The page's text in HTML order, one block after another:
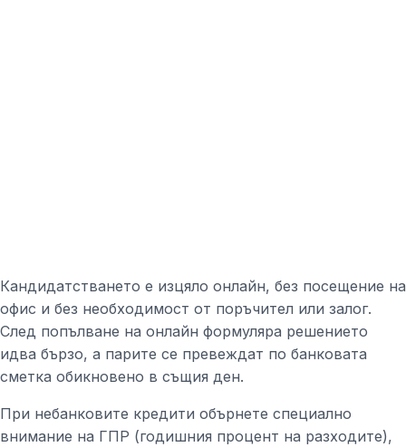
Кандидатстването е изцяло онлайн, без посещение на
офис и без необходимост от поръчител или залог.
След попълване на онлайн формуляра решението
идва бързо, а парите се превеждат по банковата
сметка обикновено в същия ден.
При небанковите кредити обърнете специално
внимание на ГПР (годишния процент на разходите),